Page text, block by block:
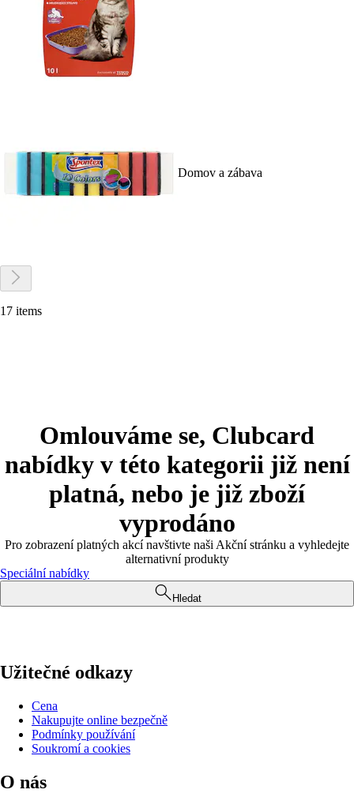
Domov a zábava
17 items
Omlouváme se, Clubcard
nabídky v této kategorii již není
platná, nebo je již zboží
vyprodáno
Pro zobrazení platných akcí navštivte naši Akční stránku a vyhledejte
alternativní produkty
Speciální nabídky
Hledat
Užitečné odkazy
Cena
Nakupujte online bezpečně
Podmínky používání
Soukromí a cookies
O nás